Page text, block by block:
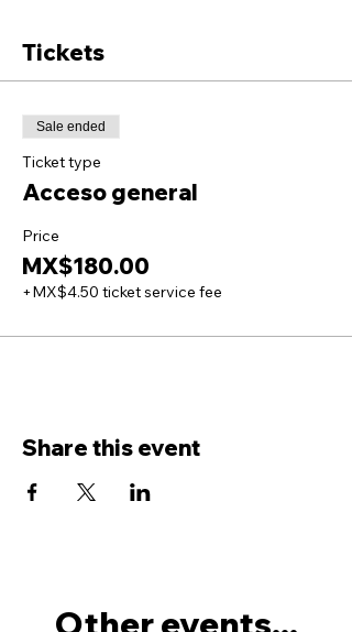
Tickets
Sale ended
Ticket type
Acceso general
Price
MX$180.00
+MX$4.50 ticket service fee
Share this event